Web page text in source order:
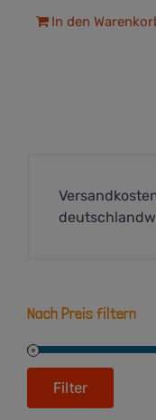
In den
Nach Preis filtern
Max.
Filter